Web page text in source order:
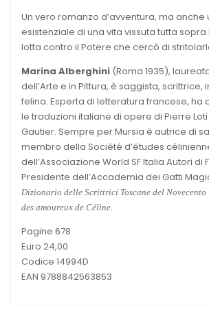
Un vero romanzo d’avventura, ma anche
esistenziale di una vita vissuta tutta
lotta contro il Potere che cercò di
Marina Alberghini (Roma 1935),
dell’Arte e in Pittura, è saggista, scrittrice,
felina. Esperta di letteratura francese, ha
le traduzioni italiane di opere di Pierre
Gautier. Sempre per Mursia è autrice di
membro della Société d’études
dell’Associazione World SF Italia Autori di
Presidente dell’Accademia dei Gatti
Dizionario delle Scrittrici Toscane del Novecento
des amoureux de Céline.
Pagine 678
Euro 24,00
Codice 14994D
EAN 9788842563853